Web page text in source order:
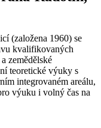
(založena 1960) se
kvalifikovaných
zemědělské
teoretické výuky s
integrovaném areálu,
výuku i volný čas na